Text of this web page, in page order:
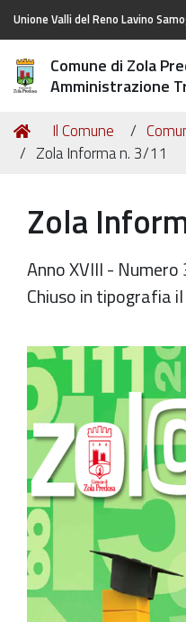
Unione Valli del Reno Lavino
Comune di Zola
Amministrazione
Tu
sei
Home
Il Comune
Zola Informa n. 3/11
Zola
Anno XVIII -
Chiuso in tipografia